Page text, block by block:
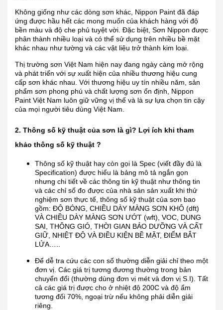
Không giống như các dòng sơn khác, Nippon Paint đã đáp
ứng được hầu hết các mong muốn của khách hàng với độ
bền màu và độ che phủ tuyệt vời. Đặc biệt, Sơn Nippon được
phân thành nhiều loại và có thể sử dụng trên nhiều bề mặt
khác nhau như tường và các vật liệu trở thành kim loại.
Thị trường sơn Việt Nam hiện nay đang ngày càng mở rộng
và phát triển với sự xuất hiện của nhiều thương hiệu cung
cấp sơn khác nhau. Với thương hiệu uy tín nhiều năm, sản
phẩm sơn phong phú và chất lượng sơn ổn định, Nippon
Paint Việt Nam luôn giữ vững vị thế và là sự lựa chọn tin cậy
của mọi người tiêu dùng Việt Nam.
2. Thông số kỹ thuật của sơn là gì? Lợi ích khi tham
khảo thông số kỹ thuật ?
Thông số kỹ thuật hay còn gọi là Spec (viết đầy đủ là
Specification) được hiểu là bảng mô tả ngắn gọn
nhưng chi tiết về các thông tin kỹ thuật như thông tin
và các chỉ số đo được của nhà sản sản xuất khi thử
nghiệm sơn thực tế, thông số kỹ thuật của sơn bao
gồm: ĐỘ BÓNG, CHIỀU DÀY MÀNG SƠN KHÔ (dft)
VÀ CHIỀU DÀY MÀNG SƠN ƯỚT (wft), VOC, DUNG
SAI, THÔNG GIÓ, THỜI GIAN BẢO DƯỠNG VÀ CẤT
GIỮ, NHIỆT ĐỘ VÀ ĐIỀU KIỆN BỀ MẶT, ĐIỂM BẮT
LỬA…..
Để dễ tra cứu các con số thường diễn giải chỉ theo một
đơn vị. Các giá trị tương đương thường trong bản
chuyển đổi (thường dùng đơn vị mét và đơn vị S.I). Tất
cả các giá trị được cho ở nhiệt độ 200C và độ ẩm
tương đối 70%, ngoại trừ nếu không phải diễn giải
riêng.